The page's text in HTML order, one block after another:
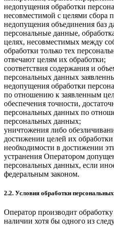
недопущения обработки
несовместимой с целями сбора
недопущения объединения баз
персональные данные,
целях, несовместимых между
обработки только тех
отвечают целям их обработки;
соответствия содержания и
персональных данных
недопущения обработки
по отношению к заявленным
обеспечения точности,
персональных данных по
персональных данных;
уничтожения либо
достижении целей их
необходимости в достижении
устранения Оператором
персональных данных, если
федеральным законом.
2.2. Условия обработки
Оператор производит
наличии хотя бы одного из